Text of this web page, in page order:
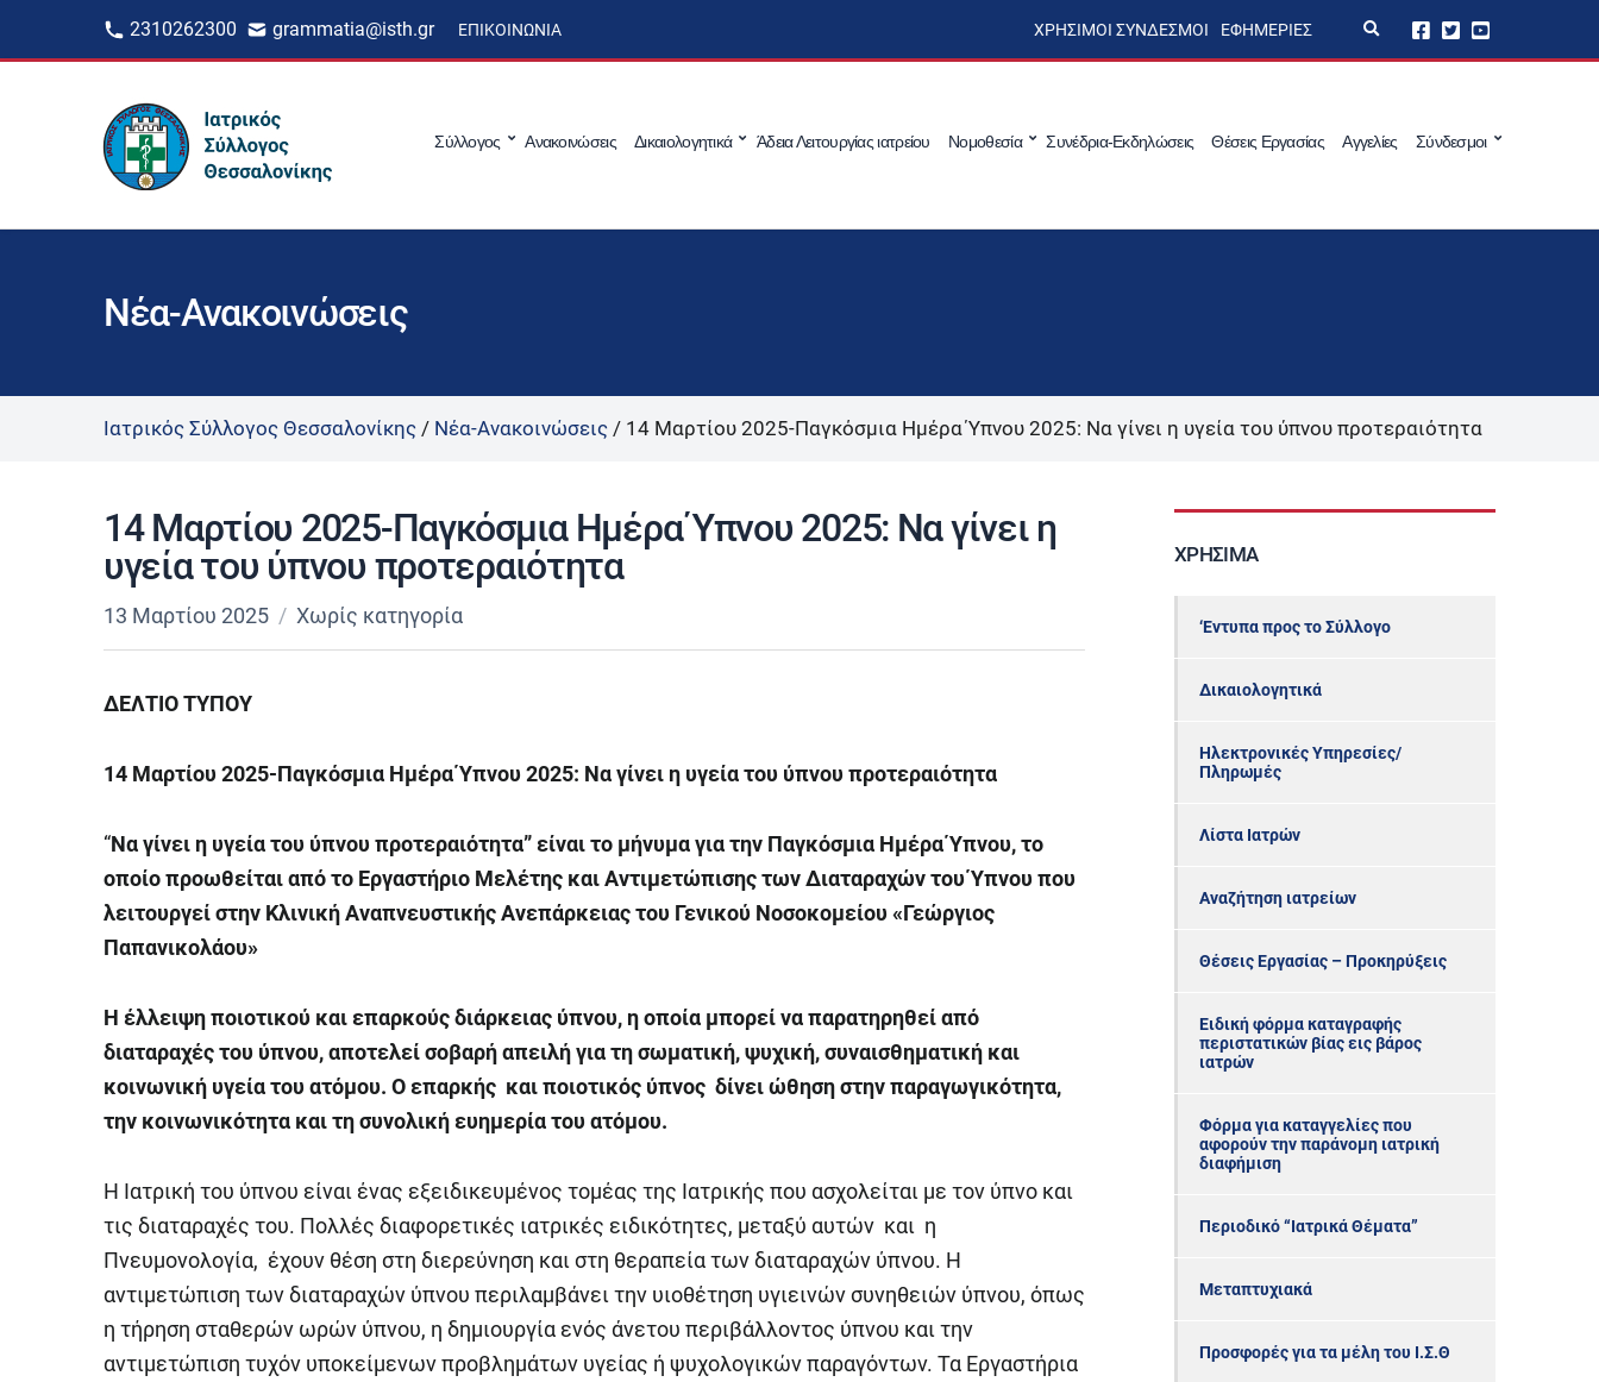
2310262300 grammatia@isth.gr ΕΠΙΚΟΙΝΩΝΊΑ ΧΡΉΣΙΜΟΙ ΣΎΝΔΕΣΜΟΙ ΕΦΗΜΕΡΊΕΣ
p
s
e
Σύλλογος Ανακοινώσεις Δικαιολογητικά Άδεια Λειτουργίας ιατρείου Νομοθεσία Συνέδρια-Εκδηλώσεις Θέσεις Εργασίας Αγγελίες Σύνδεσμοι
Νέα-Ανακοινώσεις
Ιατρικός Σύλλογος Θεσσαλονίκης / Νέα-Ανακοινώσεις / 14 Μαρτίου 2025-Παγκόσμια Ημέρα Ύπνου 2025: Να γίνει η υγεία του ύπνου προτεραιότητα
14 Μαρτίου 2025-Παγκόσμια Ημέρα Ύπνου 2025: Να γίνει η
υγεία του ύπνου προτεραιότητα
13 Μαρτίου 2025 Χωρίς κατηγορία
ΔΕΛΤΙΟ ΤΥΠΟΥ
14 Μαρτίου 2025-Παγκόσμια Ημέρα Ύπνου 2025: Ναγίνει η υγεία του ύπνου προτεραιότητα
“Ναγίνει η υγεία του ύπνου προτεραιότητα” είναι το μήνυμα για την Παγκόσμια Ημέρα Ύπνου, το
οποίο προωθείται από το Εργαστήριο Μελέτης και Αντιμετώπισης των Διαταραχών του Ύπνου που
λειτουργεί στην Κλινική Αναπνευστικής Ανεπάρκειας του Γενικού Νοσοκομείου «Γεώργιος
Παπανικολάου»
Η έλλειψη ποιοτικού και επαρκούς διάρκειας ύπνου, η οποία μπορεί να παρατηρηθεί από
διαταραχές του ύπνου, αποτελεί σοβαρή απειλή για τη σωματική, ψυχική, συναισθηματική και
κοινωνική υγεία του ατόμου. Ο επαρκής και ποιοτικός ύπνος δίνει ώθηση στην παραγωγικότητα,
την κοινωνικότητα και τη συνολική ευημερία του ατόμου.
Η Ιατρική του ύπνου είναι ένας εξειδικευμένος τομέας της Ιατρικής που ασχολείται με τον ύπνο και
τις διαταραχές του. Πολλές διαφορετικές ιατρικές ειδικότητες, μεταξύ αυτών και η
Πνευμονολογία, έχουν θέση στη διερεύνηση και στη θεραπεία των διαταραχών ύπνου. Η
αντιμετώπιση των διαταραχών ύπνου περιλαμβάνει την υιοθέτηση υγιεινών συνηθειών ύπνου, όπως
η τήρηση σταθερών ωρών ύπνου, η δημιουργία ενός άνετου περιβάλλοντος ύπνου και την
αντιμετώπιση τυχόν υποκείμενων προβλημάτων υγείας ή ψυχολογικών παραγόντων. Τα Εργαστήρια
ΧΡΉΣΙΜΑ
‘Εντυπα προς το Σύλλογο
Δικαιολογητικά
Ηλεκτρονικές Υπηρεσίες/
Πληρωμές
Λίστα Ιατρών
Αναζήτηση ιατρείων
Θέσεις Εργασίας – Προκηρύξεις
Ειδική φόρμα καταγραφής
περιστατικών βίας εις βάρος
ιατρών
Φόρμα για καταγγελίες που
αφορούν την παράνομη ιατρική
διαφήμιση
Περιοδικό “Ιατρικά Θέματα”
Μεταπτυχιακά
Προσφορές για τα μέλη του Ι.Σ.Θ